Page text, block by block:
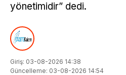
yönetimidir” dedi.
Giriş: 03-08-2026 14:38
Güncelleme: 03-08-2026 14:54